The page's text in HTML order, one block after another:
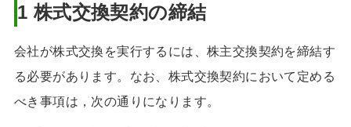
1 株式交換契約の締結
会社が株式交換を実行するには、株主交換契約を締結す
る必要があります。なお、株式交換契約において定める
べき事項は，次の通りになります。